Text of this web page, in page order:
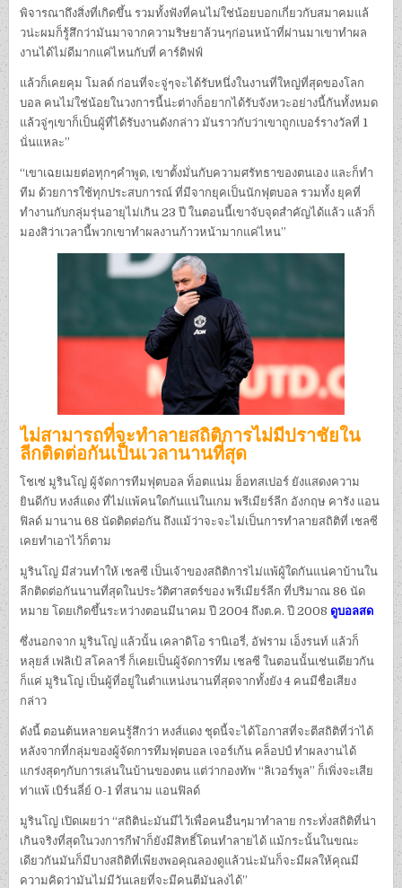
พิจารณาถึงสิ่งที่เกิดขึ้น รวมทั้งฟังที่คนไม่ใช่น้อยบอกเกี่ยวกับสมาคมแล้
วน่ะผมก็รู้สึกว่ามันมาจากความริษยาล้วนๆก่อนหน้าที่ผ่านมาเขาทำผล
งานได้ไม่ดีมากแค่ไหนกับที่ คาร์ดิฟฟ์
แล้วก็เคยคุม โมลด์ ก่อนที่จะจู่ๆจะได้รับหนึ่งในงานที่ใหญ่ที่สุดของโลก
บอล คนไม่ใช่น้อยในวงการนี้น่ะต่างก็อยากได้รับจังหวะอย่างนี้กันทั้งหมด
แล้วจู่ๆเขาก็เป็นผู้ที่ได้รับงานดังกล่าว มันราวกับว่าเขาถูกเบอร์รางวัลที่ 1
นั่นแหละ”
“เขาเฉยเมยต่อทุกๆคำพูด, เขาตั้งมั่นกับความศรัทธาของตนเอง และก็ทำ
ทีม ด้วยการใช้ทุกประสบการณ์ ที่มีจากยุคเป็นนักฟุตบอล รวมทั้ง ยุคที่
ทำงานกับกลุ่มรุ่นอายุไม่เกิน 23 ปี ในตอนนี้เขาจับจุดสำคัญได้แล้ว แล้วก็
มองสิว่าเวลานี้พวกเขาทำผลงานก้าวหน้ามากแค่ไหน”
ไม่สามารถที่จะทำลายสถิติการไม่มีปราชัยใน
ลีกติดต่อกันเป็นเวลานานที่สุด
โชเซ่ มูรินโญ่ ผู้จัดการทีมฟุตบอล ท็อตแน่ม ฮ็อทสเปอร์ ยังแสดงความ
ยินดีกับ หงส์แดง ที่ไม่แพ้คนใดกันแน่ในเกม พรีเมียร์ลีก อังกฤษ คารัง แอน
ฟิลด์ มานาน 68 นัดติดต่อกัน ถึงแม้ว่าจะจะไม่เป็นการทำลายสถิติที่ เชลซี
เคยทำเอาไว้ก็ตาม
มูรินโญ่ มีส่วนทำให้ เชลซี เป็นเจ้าของสถิติการไม่แพ้ผู้ใดกันแน่คาบ้านใน
ลีกติดต่อกันนานที่สุดในประวัติศาสตร์ของ พรีเมียร์ลีก ที่ปริมาณ 86 นัด
หมาย โดยเกิดขึ้นระหว่างตอนมีนาคม ปี 2004 ถึงต.ค. ปี 2008 ดูบอลสด
ซึ่งนอกจาก มูรินโญ่ แล้วนั้น เคลาดิโอ รานิเอรี่, อัฟราม เอ็งรนท์ แล้วก็
หลุยส์ เฟลิเป้ สโคลารี่ ก็เคยเป็นผู้จัดการทีม เชลซี ในตอนนั้นเช่นเดียวกัน
ก็แค่ มูรินโญ่ เป็นผู้ที่อยู่ในตำแหน่งนานที่สุดจากทั้งยัง 4 คนมีชื่อเสียง
กล่าว
ดังนี้ ตอนต้นหลายคนรู้สึกว่า หงส์แดง ชุดนี้จะได้โอกาสที่จะตีสถิติที่ว่าได้
หลังจากที่กลุ่มของผู้จัดการทีมฟุตบอล เจอร์เก้น คล็อปป์ ทำผลงานได้
แกร่งสุดๆกับการเล่นในบ้านของตน แต่ว่ากองทัพ “ลิเวอร์พูล” ก็เพิ่งจะเสีย
ท่าแพ้ เบิร์นลี่ย์ 0-1 ที่สนาม แอนฟิลด์
มูรินโญ่ เปิดเผยว่า “สถิติน่ะมันมีไว้เพื่อคนอื่นๆมาทำลาย กระทั่งสถิติที่น่า
เกินจริงที่สุดในวงการกีฬาก็ยังมีสิทธิ์โดนทำลายได้ แม้กระนั้นในขณะ
เดียวกันมันก็มีบางสถิติที่เพียงพอคุณลองดูแล้วน่ะมันก็จะมีผลให้คุณมี
ความคิดว่ามันไม่มีวันเลยที่จะมีคนตีมันลงได้”